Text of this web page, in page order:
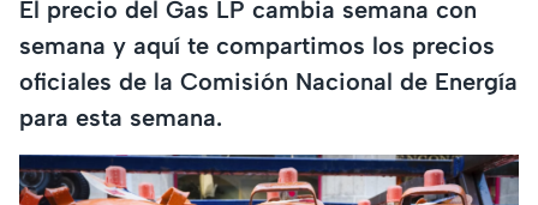
El precio del Gas LP cambia semana con
semana y aquí te compartimos los precios
oficiales de la Comisión Nacional de Energía
para esta semana.